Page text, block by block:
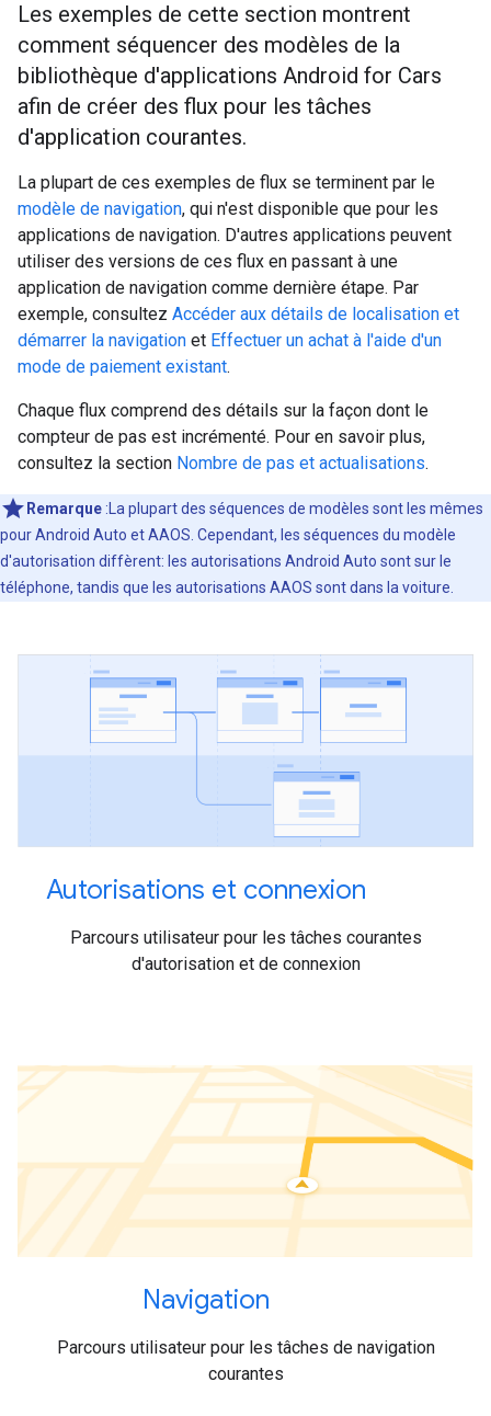
Les exemples de cette section montrent
comment séquencer des modèles de la
bibliothèque d'applications Android for Cars
afin de créer des flux pour les tâches
d'application courantes.
La plupart de ces exemples de flux se terminent par le
modèle de navigation, qui n'est disponible que pour les
applications de navigation. D'autres applications peuvent
utiliser des versions de ces flux en passant à une
application de navigation comme dernière étape. Par
exemple, consultez Accéder aux détails de localisation et
démarrer la navigation et Effectuer un achat à l'aide d'un
mode de paiement existant.
Chaque flux comprend des détails sur la façon dont le
compteur de pas est incrémenté. Pour en savoir plus,
consultez la section Nombre de pas et actualisations.
Remarque :La plupart des séquences de modèles sont les mêmes
pour Android Auto et AAOS. Cependant, les séquences du modèle
d'autorisation diffèrent: les autorisations Android Auto sont sur le
téléphone, tandis que les autorisations AAOS sont dans la voiture.
Autorisations et connexion
Parcours utilisateur pour les tâches courantes
d'autorisation et de connexion
Navigation
Parcours utilisateur pour les tâches de navigation
courantes